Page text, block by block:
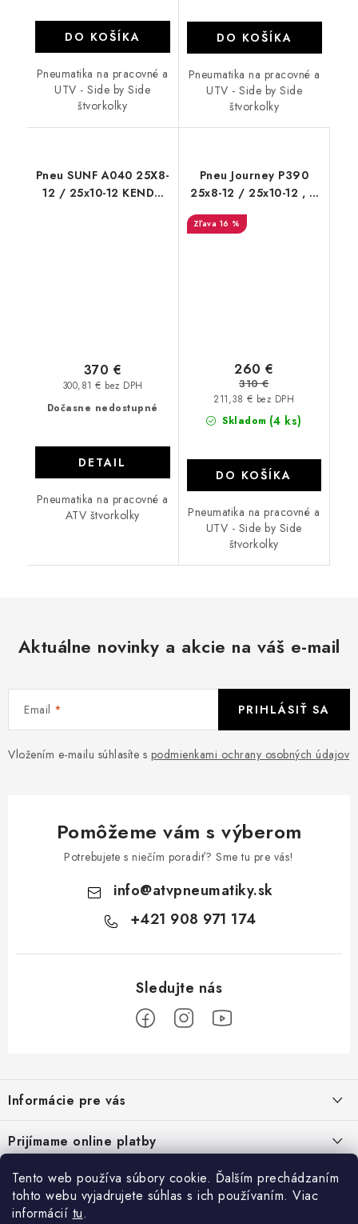
Tento web používa súbory cookie. Ďalším prechádzaním
tohto webu vyjadrujete súhlas s ich používaním. Viac
informácií tu.
DO KOŠÍKA
Pneumatika na pracovné a
UTV - Side by Side
štvorkolky
DO KOŠÍKA
Pneumatika na pracovné a
UTV - Side by Side
štvorkolky
Pneu SUNF A040 25X8-
12 / 25x10-12 KENDA
Dočasne nedostupné
300,81 € bez DPH
370 €
DETAIL
Pneumatika na pracovné a
ATV štvorkolky
Pneu Journey P390
25x8-12 / 25x10-12 , 6
16 %
Skladom (4 ks)
211,38 € bez DPH
260 €
310 €
DO KOŠÍKA
Pneumatika na pracovné a
UTV - Side by Side
štvorkolky
Aktuálne novinky a akcie na váš e-mail
Email
Vložením e-mailu súhlasíte s podmienkami ochrany osobných údajov
PRIHLÁSIŤ SA
Pomôžeme vám s výberom
Potrebujete s niečím poradiť? Sme tu pre vás!
info@atvpneumatiky.sk
+421 908 971 174
p
ä
t
Informácie pre vás
Reklamačný poriadok - formulár
Prijímame online platby
Prihlásenie
E-mail